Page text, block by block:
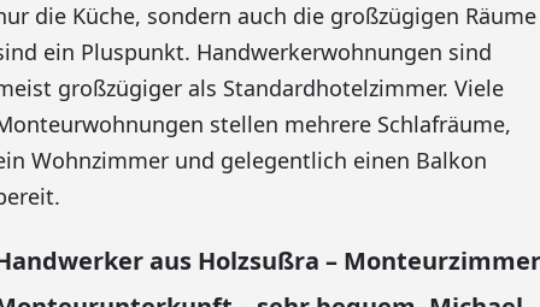
die Küche, sondern auch die großzügigen Räume
ein Pluspunkt. Handwerkerwohnungen sind
großzügiger als Standardhotelzimmer. Viele
stellen mehrere Schlafräume,
Wohnzimmer und gelegentlich einen Balkon
aus Holzsußra – Monteurzimmer